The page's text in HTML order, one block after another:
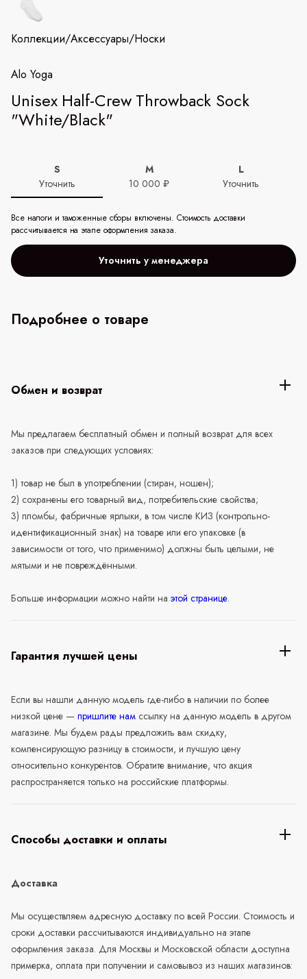
Коллекции/Аксессуары/Носки
Alo Yoga
Unisex Half-Crew Throwback Sock
"White/Black"
S
Уточнить
M
10 000 ₽
L
Уточнить
Все налоги и таможенные сборы включены. Стоимость доставки
рассчитывается на этапе оформления заказа.
Уточнить у менеджера
Подробнее о товаре
Обмен и возврат
Мы предлагаем бесплатный обмен и полный возврат для всех
заказов при следующих условиях:
1) товар не был в употреблении (стиран, ношен);
2) сохранены его товарный вид, потребительские свойства;
3) пломбы, фабричные ярлыки, в том числе КИЗ (контрольно-
идентификационный знак) на товаре или его упаковке (в
зависимости от того, что применимо) должны быть целыми, не
мятыми и не повреждёнными.
Больше информации можно найти на этой странице.
Гарантия лучшей цены
Если вы нашли данную модель где-либо в наличии по более
низкой цене — пришлите нам ссылку на данную модель в другом
магазине. Мы будем рады предложить вам скидку,
компенсирующую разницу в стоимости, и лучшую цену
относительно конкурентов. Обратите внимание, что акция
распространяется только на российские платформы.
Способы доставки и оплаты
Доставка
Мы осуществляем адресную доставку по всей России. Стоимость и
сроки доставки рассчитываются индивидуально на этапе
оформления заказа. Для Москвы и Московской области доступна
примерка, оплата при получении и самовывоз из наших магазинов: